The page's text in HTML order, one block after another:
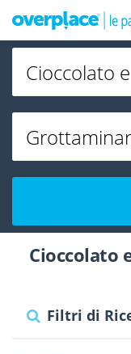
Cioccolato
Filtri di